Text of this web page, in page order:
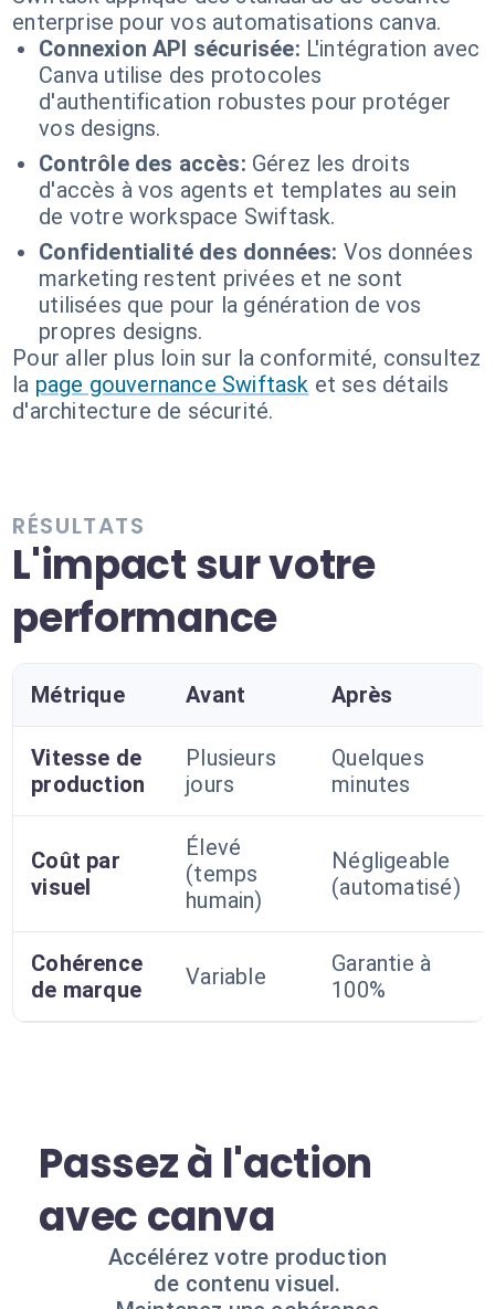
enterprise pour vos automatisations canva.
Connexion API sécurisée: L'intégration avec
Canva utilise des protocoles
d'authentification robustes pour protéger
vos designs.
Contrôle des accès: Gérez les droits
d'accès à vos agents et templates au sein
de votre workspace Swiftask.
Confidentialité des données: Vos données
marketing restent privées et ne sont
utilisées que pour la génération de vos
propres designs.
Pour aller plus loin sur la conformité, consultez
la page gouvernance Swiftask et ses détails
d'architecture de sécurité.
RÉSULTATS
L'impact sur votre
performance
Métrique Avant Après
Vitesse de
production
Plusieurs
jours
Quelques
minutes
Coût par
visuel
Élevé
(temps
humain)
Négligeable
(automatisé)
Cohérence
de marque
Variable
Garantie à
100%
Passez à l'action
avec canva
Accélérez votre production
de contenu visuel.